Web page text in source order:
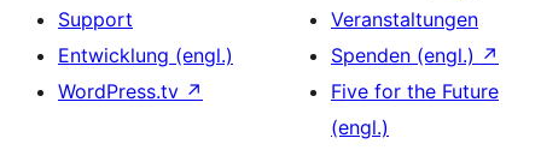
Support
Entwicklung (engl.)
WordPress.tv ↗
Veranstaltungen
Spenden (engl.) ↗
Five for the Future
(engl.)